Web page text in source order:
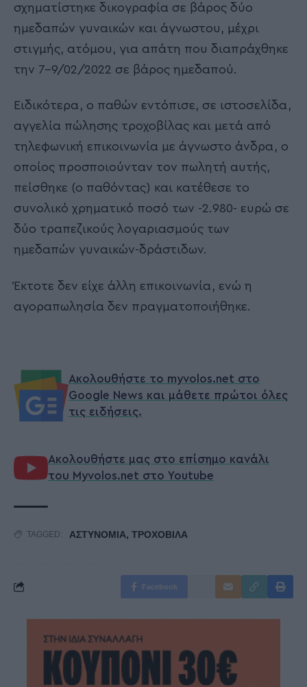
σχηματίστηκε δικογραφία σε βάρος δύο
ημεδαπών γυναικών και άγνωστου, μέχρι
στιγμής, ατόμου, για απάτη που διαπράχθηκε
την 7-9/02/2022 σε βάρος ημεδαπού.
Ειδικότερα, o παθών εντόπισε, σε ιστοσελίδα,
αγγελία πώλησης τροχοβίλας και μετά από
τηλεφωνική επικοινωνία με άγνωστο άνδρα, ο
οποίος προσποιούνταν τον πωλητή αυτής,
πείσθηκε (ο παθόντας) και κατέθεσε το
συνολικό χρηματικό ποσό των -2.980- ευρώ σε
δύο τραπεζικούς λογαριασμούς των
ημεδαπών γυναικών-δράστιδων.
Έκτοτε δεν είχε άλλη επικοινωνία, ενώ η
αγοραπωλησία δεν πραγματοποιήθηκε.
Ακολουθήστε το myvolos.net στο
Google News και μάθετε πρώτοι όλες
τις ειδήσεις.
Ακολουθήστε μας στο επίσημο κανάλι
του Myvolos.net στο Youtube
TAGGED: ΑΣΤΥΝΟΜΙΑ, ΤΡΟΧΟΒΙΛΑ
Facebook